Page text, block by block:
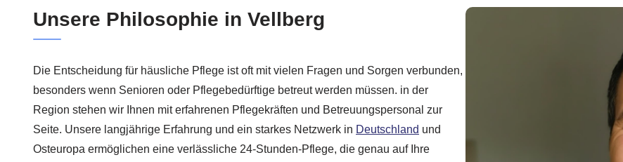
Unsere Philosophie in Vellberg
Die Entscheidung für häusliche Pflege ist oft mit vielen Fragen und Sorgen verbunden,
besonders wenn Senioren oder Pflegebedürftige betreut werden müssen. in der
Region stehen wir Ihnen mit erfahrenen Pflegekräften und Betreuungspersonal zur
Seite. Unsere langjährige Erfahrung und ein starkes Netzwerk in Deutschland und
Osteuropa ermöglichen eine verlässliche 24-Stunden-Pflege, die genau auf Ihre